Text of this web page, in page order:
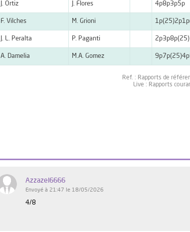
J. Ortiz J. Flores 4p8p3p5p
F. Vilches M. Grioni
J. L. Peralta P. Paganti
A. Damelia M.A. Gomez
Ref. : Rapports de
Live : Rapports
Azzazel6666
Envoyé à 21:47 le 18/05/2026
4/8